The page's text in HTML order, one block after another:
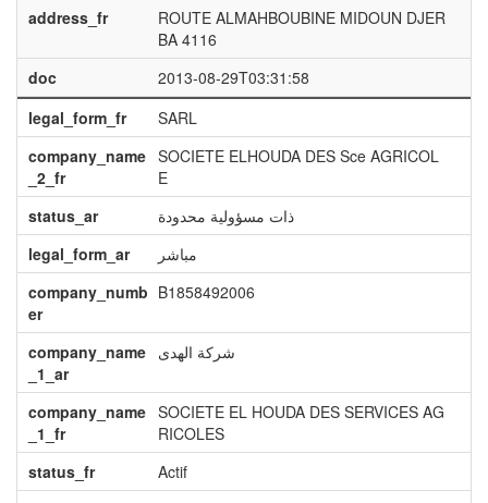
address_fr
ROUTE ALMAHBOUBINE MIDOUN DJER
BA 4116
doc
2013-08-29T03:31:58
legal_form_fr
SARL
company_name
_2_fr
SOCIETE ELHOUDA DES Sce AGRICOL
E
status_ar
ذات مسؤولية محدودة
legal_form_ar
مباشر
company_numb
er
B1858492006
company_name
_1_ar
شركة الهدى
company_name
_1_fr
SOCIETE EL HOUDA DES SERVICES AG
RICOLES
status_fr
Actif